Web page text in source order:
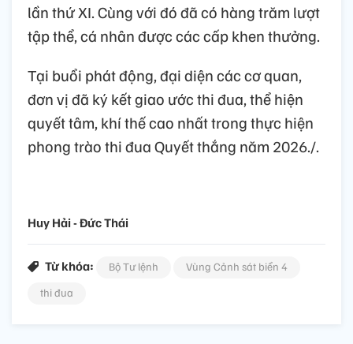
lần thứ XI. Cùng với đó đã có hàng trăm lượt
tập thể, cá nhân được các cấp khen thưởng.
Tại buổi phát động, đại diện các cơ quan,
đơn vị đã ký kết giao ước thi đua, thể hiện
quyết tâm, khí thế cao nhất trong thực hiện
phong trào thi đua Quyết thắng năm 2026./.
Huy Hải - Đức Thái
Từ khóa: Bộ Tư lệnh
Vùng Cảnh sát biển 4
thi đua